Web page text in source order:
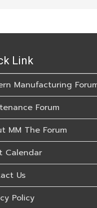
Link
Manufacturing
Forum
MM The Forum
Calendar
Us
Policy